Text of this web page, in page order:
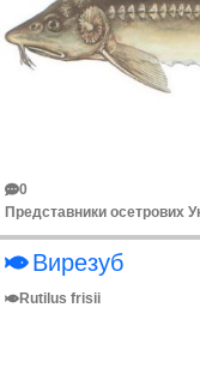
0
Вирезуб
Rutilus frisii